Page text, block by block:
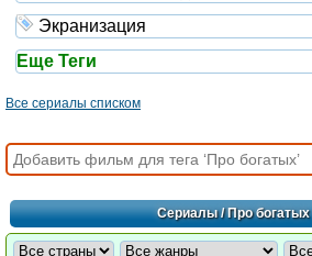
Экранизация
Еще Теги
Все сериалы списком
Сериалы/ Про богатых